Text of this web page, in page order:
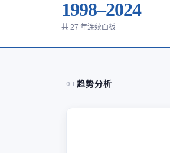
1998–2024
共 27 年连续面板
01 趋势分析